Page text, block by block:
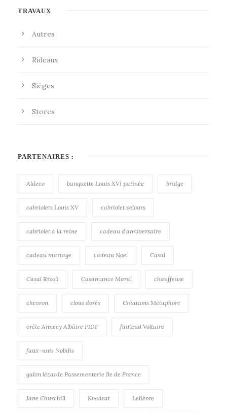
TRAVAUX
Autres
Rideaux
Sièges
Stores
PARTENAIRES :
Aldeco banquette Louis XVI patinée bridge
cabriolets Louis XV cabriolet velours
cabriolet à la reine cadeau d'anniversaire
cadeau mariage cadeau Noel Casal
Casal Rivoli Casamance Maral chauffeuse
chevron clous dorés Créations Métaphore
crête Annecy Albâtre PIDF fauteuil Voltaire
faux-unis Nobilis
galon lézarde Passementerie Ile de France
Jane Churchill Kvadrat Lelièvre